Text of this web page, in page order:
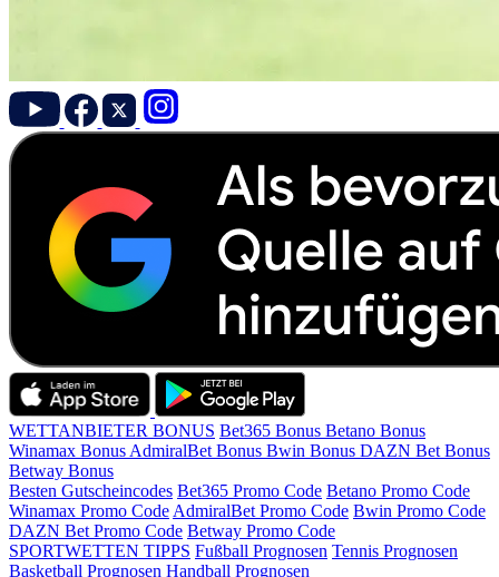
WETTANBIETER BONUS Bet365 Bonus Betano Bonus
Winamax Bonus AdmiralBet Bonus Bwin Bonus DAZN Bet Bonus
Betway Bonus
Besten Gutscheincodes Bet365 Promo Code Betano Promo Code
Winamax Promo Code AdmiralBet Promo Code Bwin Promo Code
DAZN Bet Promo Code Betway Promo Code
SPORTWETTEN TIPPS Fußball Prognosen Tennis Prognosen
Basketball Prognosen Handball Prognosen